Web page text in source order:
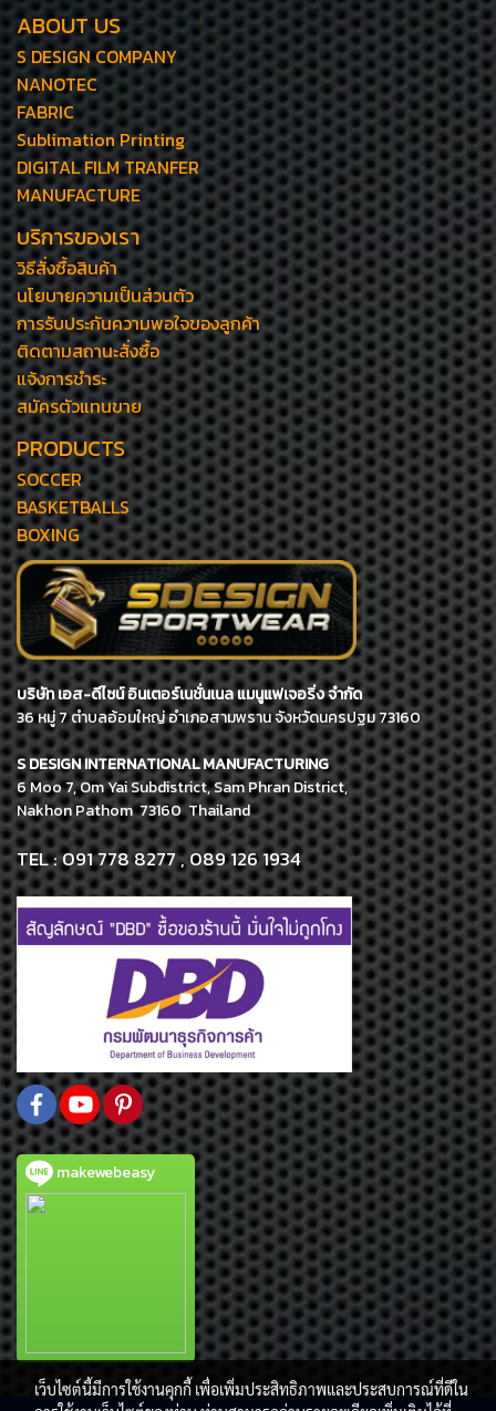
ABOUT US
S DESIGN COMPANY
NANOTEC
FABRIC
Sublimation Printing
DIGITAL FILM TRANFER
MANUFACTURE
บริการของเรา
วิธีสั่งซื้อสินค้า
นโยบายความเป็นส่วนตัว
การรับประกันความพอใจของลูกค้า
ติดตามสถานะสั่งซื้อ
แจ้งการชำระ
สมัครตัวแทนขาย
PRODUCTS
SOCCER
BASKETBALLS
BOXING
บริษัท เอส-ดีไซน์ อินเตอร์เนชั่นเนล แมนูแฟเจอริ่ง จำกัด
36 หมู่ 7 ตำบลอ้อมใหญ่ อำเภอสามพราน จังหวัดนครปฐม 73160
S DESIGN INTERNATIONAL MANUFACTURING
6 Moo 7, Om Yai Subdistrict, Sam Phran District,
Nakhon Pathom 73160 Thailand
TEL : 091 778 8277 , 089 126 1934
makewebeasy
เว็บไซต์นี้มีการใช้งานคุกกี้ เพื่อเพิ่มประสิทธิภาพและประสบการณ์ที่ดีใน